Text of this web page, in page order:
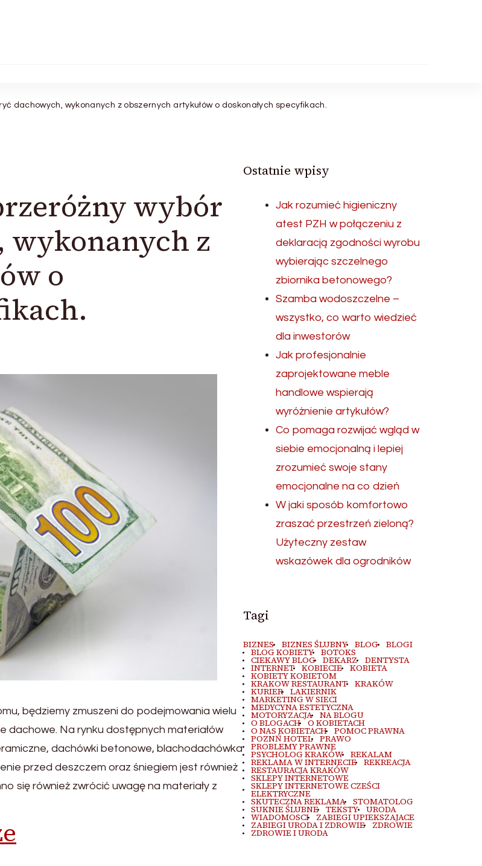
dachowych, wykonanych z obszernych artykułów o doskonałych specyfikach.
wybór
z
o
będziemy zmuszeni do podejmowania wielu
dachowe. Na rynku dostępnych materiałów
dachówki betonowe, blachodachówka
przed deszczem oraz śniegiem jest również
się również zwrócić uwagę na materiały z
Ostatnie wpisy
Jak rozumieć higieniczny
atest PZH w połączeniu z
deklaracją zgodności wyrobu
wybierając szczelnego
zbiornika betonowego?
Szamba wodoszczelne –
wszystko, co warto wiedzieć
dla inwestorów
Jak profesjonalnie
zaprojektowane meble
handlowe wspierają
wyróżnienie artykułów?
Co pomaga rozwijać wgląd w
siebie emocjonalną i lepiej
zrozumieć swoje stany
emocjonalne na co dzień
W jaki sposób komfortowo
zraszać przestrzeń zieloną?
Użyteczny zestaw
wskazówek dla ogrodników
Tagi
BIZNES BIZNES ŚLUBNY BLOG BLOGI
BLOG KOBIETY BOTOKS
CIEKAWY BLOG DEKARZ DENTYSTA
INTERNET KOBIECIE KOBIETA
KOBIETY KOBIETOM
KRAKOW RESTAURANT KRAKÓW
KURIER LAKIERNIK
MARKETING W SIECI
MEDYCYNA ESTETYCZNA
MOTORYZACJA NA BLOGU
O BLOGACH O KOBIETACH
O NAS KOBIETACH POMOC PRAWNA
POZNŃ HOTEL PRAWO
PROBLEMY PRAWNE
PSYCHOLOG KRAKÓW REKALAM
REKLAMA W INTERNECIE REKREACJA
RESTAURACJA KRAKÓW
SKLEPY INTERNETOWE
SKLEPY INTERNETOWE CZEŚCI
ELEKTRYCZNE
SKUTECZNA REKLAMA STOMATOLOG
SUKNIE ŚLUBNE TEKSTY URODA
WIADOMOSCI ZABIEGI UPIEKSZAJACE
ZABIEGI URODA I ZDROWIE ZDROWIE
ZDROWIE I URODA